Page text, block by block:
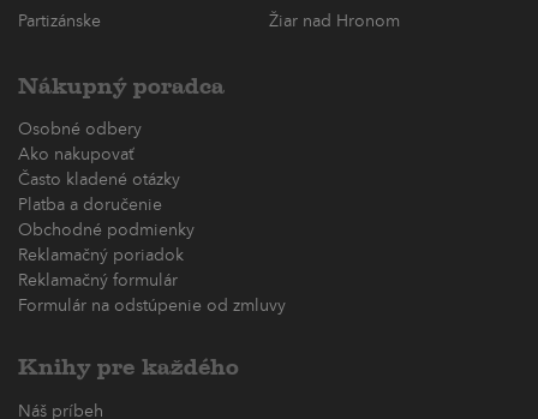
Partizánske
Žiar nad Hronom
Nákupný poradca
Osobné odbery
Ako nakupovať
Často kladené otázky
Platba a doručenie
Obchodné podmienky
Reklamačný poriadok
Reklamačný formulár
Formulár na odstúpenie od zmluvy
Knihy pre každého
Náš príbeh